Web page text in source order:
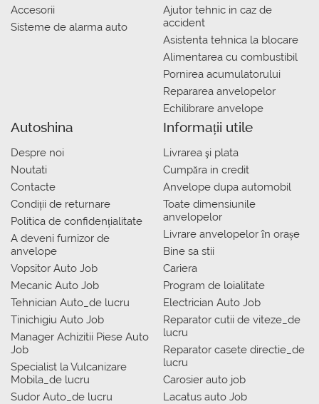
Accesorii
Sisteme de alarma auto
Ajutor tehnic in caz de
accident
Asistenta tehnica la blocare
Alimentarea cu combustibil
Pornirea acumulatorului
Repararea anvelopelor
Echilibrare anvelope
Autoshina
Despre noi
Noutati
Contacte
Condiții de returnare
Politica de confidențialitate
A deveni furnizor de
anvelope
Vopsitor Auto Job
Mecanic Auto Job
Tehnician Auto_de lucru
Tinichigiu Auto Job
Manager Achizitii Piese Auto
Job
Specialist la Vulcanizare
Mobila_de lucru
Sudor Auto_de lucru
Informații utile
Livrarea şi plata
Сumpăra in credit
Anvelope dupa automobil
Toate dimensiunile
anvelopelor
Livrare anvelopelor în orașe
Bine sa stii
Cariera
Program de loialitate
Electrician Auto Job
Reparator cutii de viteze_de
lucru
Reparator casete directie_de
lucru
Carosier auto job
Lacatus auto Job